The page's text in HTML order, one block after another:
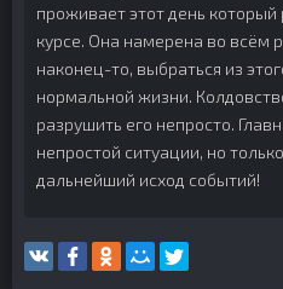
проживает этот день который
курсе. Она намерена во всём
наконец-то, выбраться из
нормальной жизни.
разрушить его непросто.
непростой ситуации, но
дальнейший исход событий!